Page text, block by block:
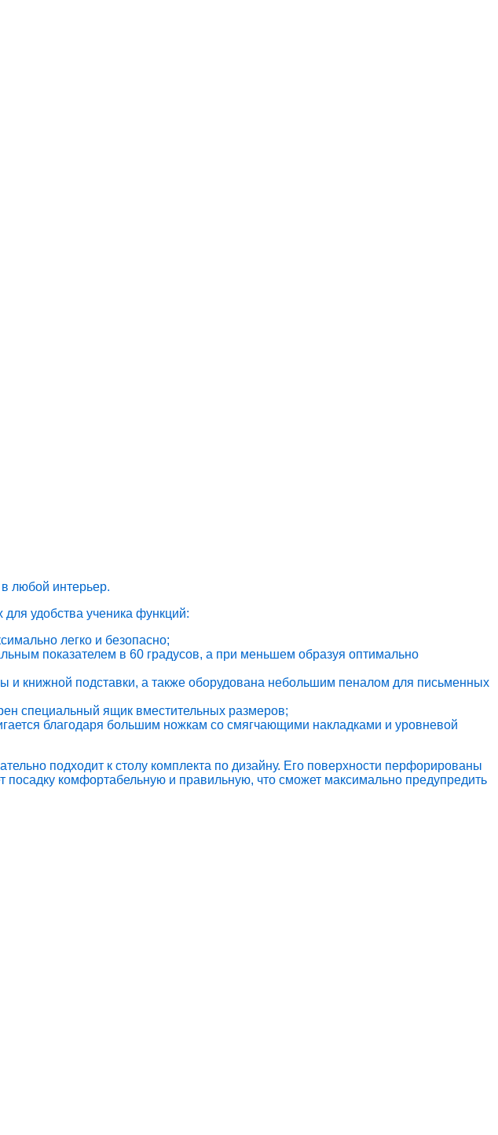
любой интерьер.
удобства ученика функций:
легко и безопасно;
показателем в 60 градусов, а при меньшем образуя оптимально
и книжной подставки, а также оборудована небольшим пеналом для письменных
специальный ящик вместительных размеров;
благодаря большим ножкам со смягчающими накладками и уровневой
подходит к столу комплекта по дизайну. Его поверхности перфорированы
посадку комфортабельную и правильную, что сможет максимально предупредить